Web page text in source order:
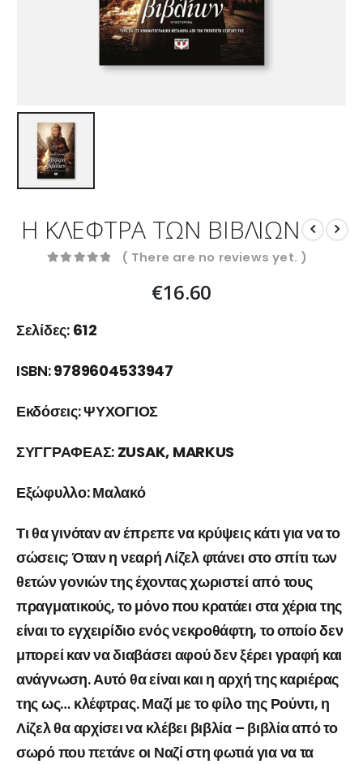
Η ΚΛΕΦΤΡΑ ΤΩΝ ΒΙΒΛΙΩΝ
( There are no reviews yet. )
€16.60
Σελίδες: 612
ISBN:9789604533947
Εκδόσεις:ΨΥΧΟΓΙΟΣ
ΣΥΓΓΡΑΦΕΑΣ:ZUSAK, MARKUS
Εξώφυλλο:Μαλακό
Τι θα γινόταν αν έπρεπε να κρύψεις κάτι για να το
σώσεις; Όταν η νεαρή Λίζελ φτάνει στο σπίτι των
θετών γονιών της έχοντας χωριστεί από τους
πραγματικούς, το μόνο που κρατάει στα χέρια της
είναι το εγχειρίδιο ενός νεκροθάφτη, το οποίο δεν
μπορεί καν να διαβάσει αφού δεν ξέρει γραφή και
ανάγνωση. Αυτό θα είναι και η αρχή της καριέρας
της ως… κλέφτρας. Μαζί με το φίλο της Ρούντι, η
Λίζελ θα αρχίσει να κλέβει βιβλία – βιβλία από το
σωρό που πετάνε οι Ναζί στη φωτιά για να τα